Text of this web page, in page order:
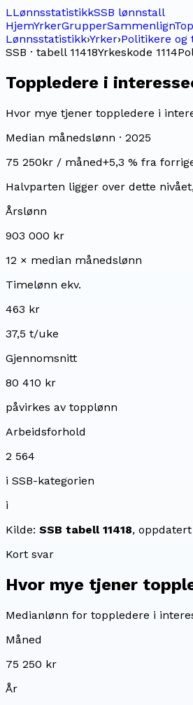
LLønnsstatistikkSSB lønnstall
HjemYrkerGrupperSammenlign
Lønnsstatistikk›Yrker›Politikere
SSB · tabell 11418Yrkeskode 1114
Toppledere i
Hvor mye tjener toppledere i
Median månedslønn · 2025
75 250kr / måned+5,3 % fra
Halvparten ligger over dette
Årslønn
903 000 kr
12 × median månedslønn
Timelønn ekv.
463 kr
37,5 t/uke
Gjennomsnitt
80 410 kr
påvirkes av topplønn
Arbeidsforhold
2 564
i SSB-kategorien
i
Kilde: SSB tabell 11418, oppdatert
Kort svar
Hvor mye tjener
Medianlønn for toppledere i
Måned
75 250 kr
År